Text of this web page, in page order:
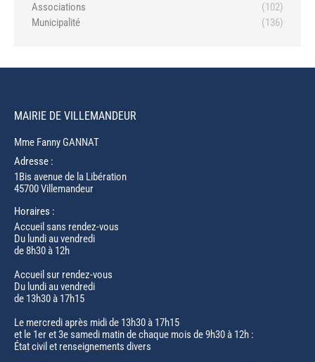
Associations
(102)
Municipalité
(136)
MAIRIE DE VILLEMANDEUR
Mme Fanny GANNAT
Adresse :
1Bis avenue de la Libération
45700 Villemandeur
Horaires :
Accueil sans rendez-vous
Du lundi au vendredi
de 8h30 à 12h
Accueil sur rendez-vous
Du lundi au vendredi
de 13h30 à 17h15
Le mercredi après midi de 13h30 à 17h15
et le 1er et 3e samedi matin de chaque mois de 9h30 à 12h :
État civil et renseignements divers